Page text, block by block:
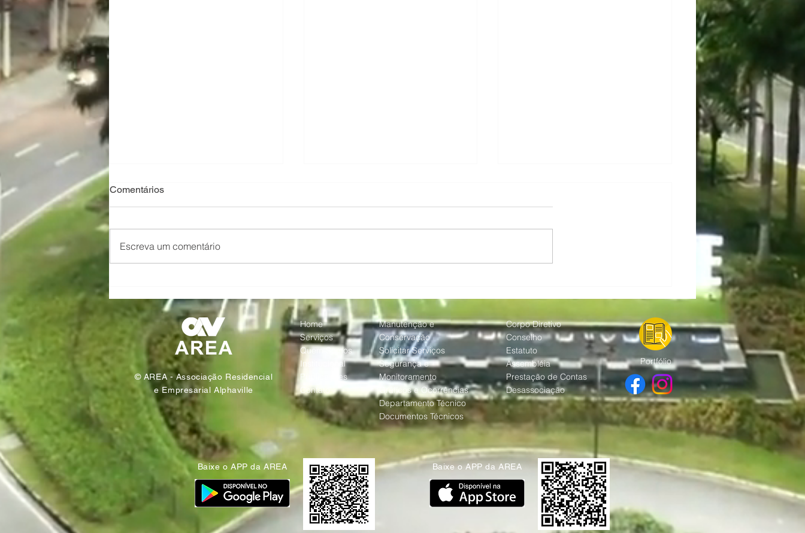
jardins e áreas verdes de
Alphaville
nas empresas da região.
Comentários
Escreva um comentário
© AREA - Associação Residencial
e Empresarial Alphaville
Home
Serviços
Quem Somos
Institucional
Publicações
Contato
Manutenção e
Conservação
Solicitar Serviços
Segurança e
Monitoramento
Gráficos e Ocorrências
Departamento Técnico
Documentos Técnicos
Corpo Diretivo
Conselho
Estatuto
Assembléia
Prestação de Contas
Desassociação
Portfólio
Baixe o APP da AREA Baixe o APP da AREA